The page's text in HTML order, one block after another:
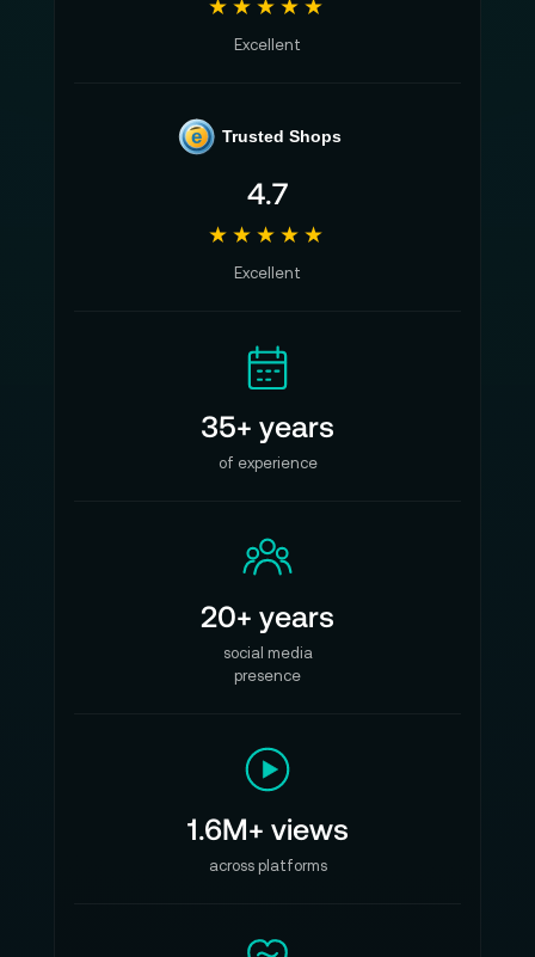
★★★★★
Excellent
e Trusted Shops
4.7
★★★★★
Excellent
35+ years
of experience
20+ years
social media
presence
1.6M+ views
across platforms